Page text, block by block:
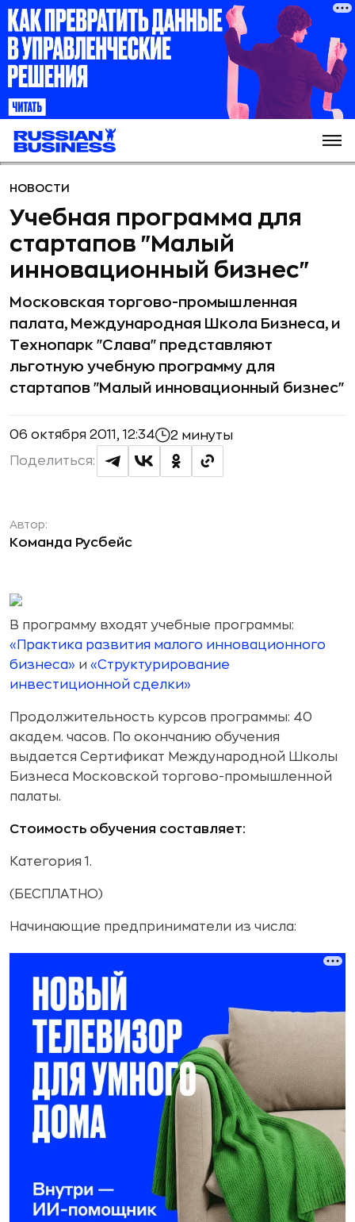
НОВОСТИ
Учебная программа для
стартапов "Малый
инновационный бизнес"
Московская торгово-промышленная
палата, Международная Школа Бизнеса, и
Технопарк "Слава" представляют
льготную учебную программу для
стартапов "Малый инновационный бизнес"
06 октября 2011, 12:34 2 минуты
Поделиться:
Автор:
Команда Русбейс
В программу входят учебные программы:
«Практика развития малого инновационного
бизнеса» и «Структурирование
инвестиционной сделки»
Продолжительность курсов программы: 40
академ. часов. По окончанию обучения
выдается Сертификат Международной Школы
Бизнеса Московской торгово-промышленной
палаты.
Стоимость обучения составляет:
Категория 1.
(БЕСПЛАТНО)
Начинающие предприниматели из числа: